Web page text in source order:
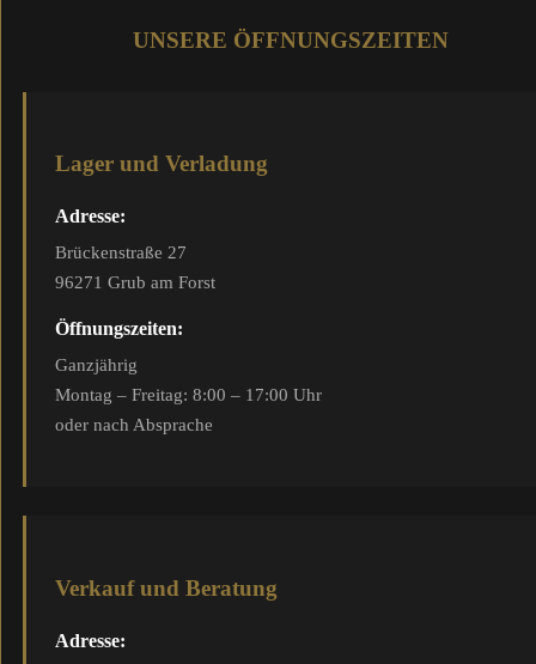
UNSERE ÖFFNUNGSZEITEN
Lager und Verladung
Adresse:
Brückenstraße 27
96271 Grub am Forst
Öffnungszeiten:
Ganzjährig
Montag – Freitag: 8:00 – 17:00 Uhr
oder nach Absprache
Verkauf und Beratung
Adresse: